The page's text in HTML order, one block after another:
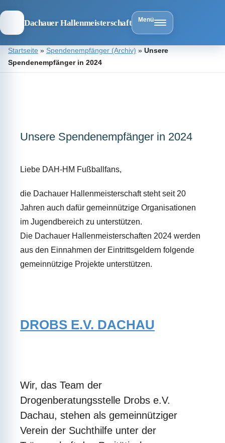
Dachauer Hallenmeisterschaft Menü
Zum
Inhalt
Startseite » Spendenempfänger (Archiv) » Unsere
Spendenempfänger in 2024
Unsere Spendenempfänger in 2024
Liebe DAH-HM Fußballfans,
die Dachauer Hallenmeisterschaft steht seit 20
Jahren auch dafür gemeinnützige Organisationen
im Jugendbereich zu unterstützen.
Die Dachauer Hallenmeisterschaften 2024 werden
aus den Einnahmen der Eintrittsgeldern folgende
gemeinnützige Projekte unterstützen.
DROBS E.V. DACHAU
Wir, das Team der
Drogenberatungsstelle Drobs e.V.
Dachau, stehen als gemeinnütziger
Verein der Suchthilfe unter der